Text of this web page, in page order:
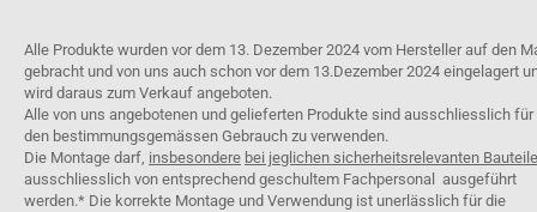
Alle Produkte wurden vor dem 13. Dezember 2024 vom Hersteller auf den
gebracht und von uns auch schon vor dem 13.Dezember 2024 eingelagert
wird daraus zum Verkauf angeboten.
Alle von uns angebotenen und gelieferten Produkte sind ausschliesslich für
den bestimmungsgemässen Gebrauch zu verwenden.
Die Montage darf, insbesondere bei jeglichen sicherheitsrelevanten
ausschliesslich von entsprechend geschultem Fachpersonal ausgeführt
werden.* Die korrekte Montage und Verwendung ist unerlässlich für die